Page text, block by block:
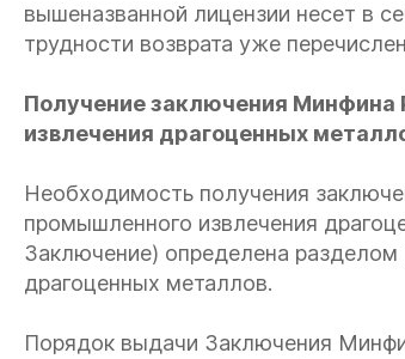
вышеназванной лицензии несет в
трудности возврата уже
Получение заключения Минфина
извлечения драгоценных
Необходимость получения
промышленного извлечения
Заключение) определена
драгоценных металлов.
Порядок выдачи Заключения